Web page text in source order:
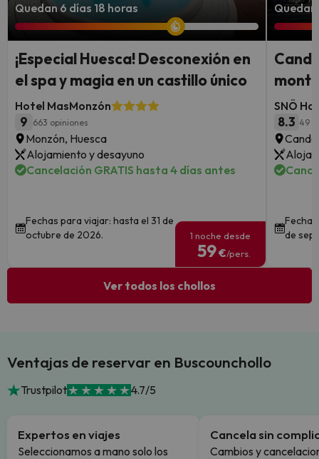
Quedan 6 días 18 horas
¡Especial Huesca! Desconexión en
el spa y magia en un castillo único
Hotel MasMonzón
9 663 opiniones
Monzón, Huesca
Alojamiento y desayuno
Cancelación GRATIS hasta 4 días antes
Fechas para viajar: hasta el 31 de
octubre de 2026.
1 noche desde
59€/pers.
SNÖ
8.3 49
de
Ver todos los chollos
Ventajas de reservar en Buscounchollo
Trustpilot 4.7/5
Expertos en viajes
Seleccionamos a mano solo los
Cancela sin
Cambios y